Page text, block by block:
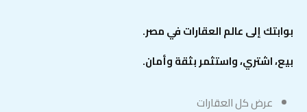
بوابتك إلى عالم العقارات في مصر.
بيع، اشتري، واستثمر بثقة وأمان.
عرض كل العقارات